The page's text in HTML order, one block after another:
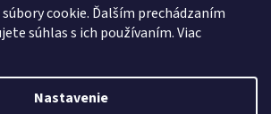
cookie. Ďalším prechádzaním
súhlas s ich používaním. Viac
Nastavenie
Vytvoril Shoptet